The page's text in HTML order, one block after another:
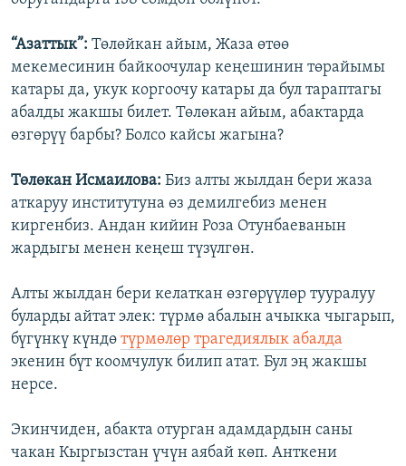
“Азаттык”: Төлөйкан айым, Жаза өтөө
мекемесинин байкоочулар кеңешинин төрайымы
катары да, укук коргоочу катары да бул тараптагы
абалды жакшы билет. Төлөкан айым, абактарда
өзгөрүү барбы? Болсо кайсы жагына?
Төлөкан Исмаилова: Биз алты жылдан бери жаза
аткаруу институтуна өз демилгебиз менен
киргенбиз. Андан кийин Роза Отунбаеванын
жардыгы менен кеңеш түзүлгөн.
Алты жылдан бери келаткан өзгөрүүлөр тууралуу
буларды айтат элек: түрмө абалын ачыкка чыгарып,
бүгүнкү күндө түрмөлөр трагедиялык абалда
экенин бүт коомчулук билип атат. Бул эң жакшы
нерсе.
Экинчиден, абакта отурган адамдардын саны
чакан Кыргызстан үчүн аябай көп. Анткени